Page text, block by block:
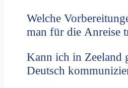
Welche
man für die Anreise
Kann ich in Zeeland
Deutsch